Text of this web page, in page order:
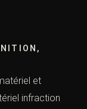
et
infraction